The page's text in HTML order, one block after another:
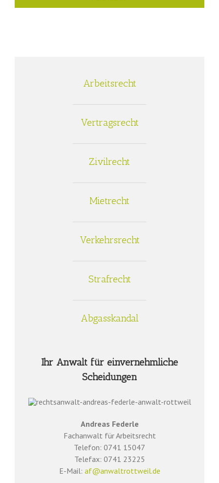
Arbeitsrecht
Vertragsrecht
Zivilrecht
Mietrecht
Verkehrsrecht
Strafrecht
Abgasskandal
Ihr Anwalt für einvernehmliche
Scheidungen
Andreas Federle
Fachanwalt für Arbeitsrecht
Telefon: 0741 15047
Telefax: 0741 23225
E-Mail: af@anwaltrottweil.de